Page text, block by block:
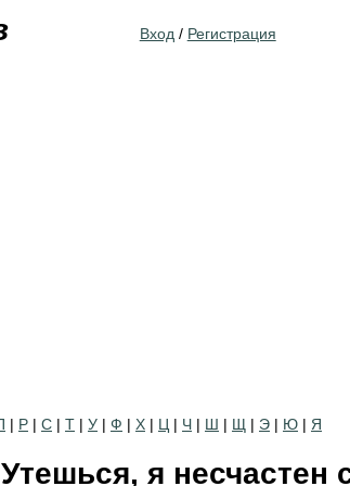
Вход / Регистрация
| Р | С | Т | У | Ф | Х | Ц | Ч | Ш | Щ | Э | Ю | Я
я несчастен